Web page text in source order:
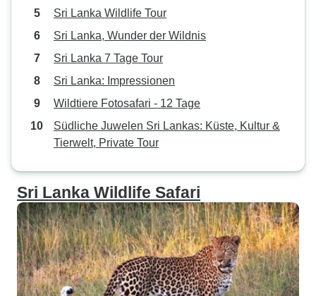
Sri Lanka Wildlife Tour
Sri Lanka, Wunder der Wildnis
Sri Lanka 7 Tage Tour
Sri Lanka: Impressionen
Wildtiere Fotosafari - 12 Tage
Südliche Juwelen Sri Lankas: Küste, Kultur &
Tierwelt, Private Tour
Sri Lanka Wildlife Safari